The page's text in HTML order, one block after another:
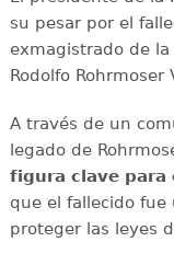
su pesar por el
exmagistrado de la
Rodolfo Rohrmoser
A través de un
legado de
figura clave para
que el fallecido
proteger las leyes